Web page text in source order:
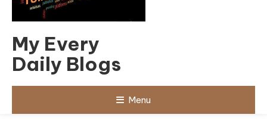
My Every
Daily Blogs
Menu